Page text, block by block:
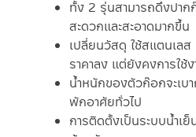
ทั้ง 2 รุ่นสามารถดึงปาก
สะดวกและสะอาดมากขึ้น
เปลี่ยนวัสดุ ใช้สแตนเล
ราคาลง แต่ยังคงการใช้
น้ำหนักของตัวก๊อกจะเบ
พักอาศัยทั่วไป
การติดตั้งเป็นระบบน้ำเ